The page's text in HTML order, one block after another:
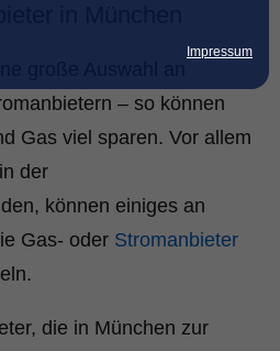
Impressum
große Auswahl an
– so können
Gas viel sparen. Vor allem
der
können einiges an
Gas- oder Stromanbieter
die in München zur